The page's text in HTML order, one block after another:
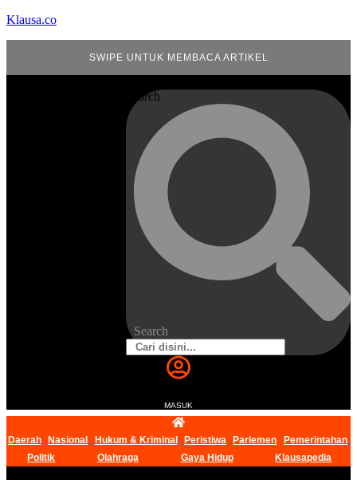
Klausa.co
SWIPE UNTUK MEMBACA ARTIKEL
Search
Search
MASUK
Daerah Nasional Hukum & Kriminal Peristiwa Parlemen
Pemerintahan
Politik
Olahraga Gaya Hidup Klausapedia